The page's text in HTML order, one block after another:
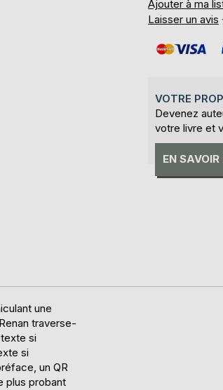
Ajouter à ma
Laisser un avis
VOTRE
Devenez
votre livre et
EN SAVOIR
une
traverse-
si
si
un QR
plus probant